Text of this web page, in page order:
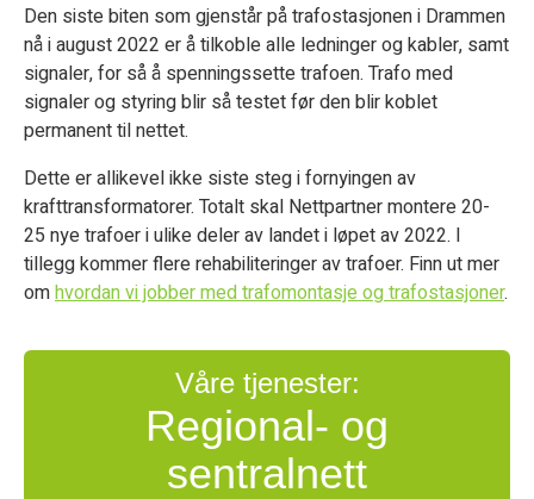
Den siste biten som gjenstår på trafostasjonen i Drammen
nå i august 2022 er å tilkoble alle ledninger og kabler, samt
signaler, for så å spenningssette trafoen. Trafo med
signaler og styring blir så testet før den blir koblet
permanent til nettet.
Dette er allikevel ikke siste steg i fornyingen av
krafttransformatorer. Totalt skal Nettpartner montere 20-
25 nye trafoer i ulike deler av landet i løpet av 2022. I
tillegg kommer flere rehabiliteringer av trafoer. Finn ut mer
omhvordan vi jobber med trafomontasje og trafostasjoner.
Våre tjenester:
Regional- og
sentralnett